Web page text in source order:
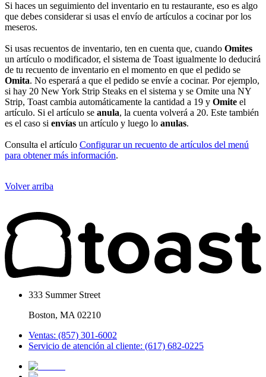
Si haces un seguimiento del inventario en tu restaurante, eso es algo
que debes considerar si usas el envío de artículos a cocinar por los
meseros.
Si usas recuentos de inventario, ten en cuenta que, cuando Omites
un artículo o modificador, el sistema de Toast igualmente lo deducirá
de tu recuento de inventario en el momento en que el pedido se
Omita. No esperará a que el pedido se envíe a cocinar. Por ejemplo,
si hay 20 New York Strip Steaks en el sistema y se Omite una NY
Strip, Toast cambia automáticamente la cantidad a 19 y Omite el
artículo. Si el artículo se anula, la cuenta volverá a 20. Este también
es el caso si envías un artículo y luego lo anulas.
Consulta el artículo Configurar un recuento de artículos del menú
para obtener más información.
Volver arriba
333 Summer Street
Boston, MA 02210
Ventas: (857) 301-6002
Servicio de atención al cliente: (617) 682-0225